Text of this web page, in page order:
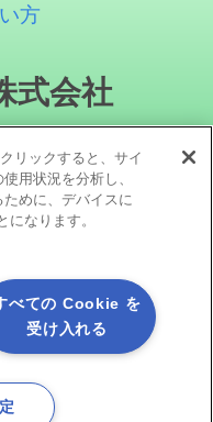
方
式会社
ィア
All Rights Reserved.
リックすると、サイ
用状況を分析し、
めに、デバイスに
なります。
べての Cookie を
受け入れる